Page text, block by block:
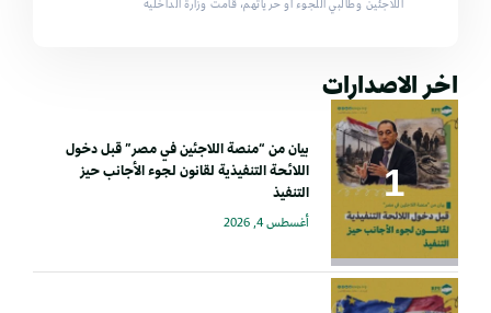
اخر الاصدارات
بيان من “منصة اللاجئين في مصر” قبل دخول
اللائحة التنفيذية لقانون لجوء الأجانب حيز
التنفيذ
أغسطس 4, 2026